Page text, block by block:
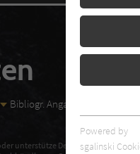
Bibliogr. Angaben
unterstütze Deinen
Essentielle
benötigt.
Powered by
sgalinski